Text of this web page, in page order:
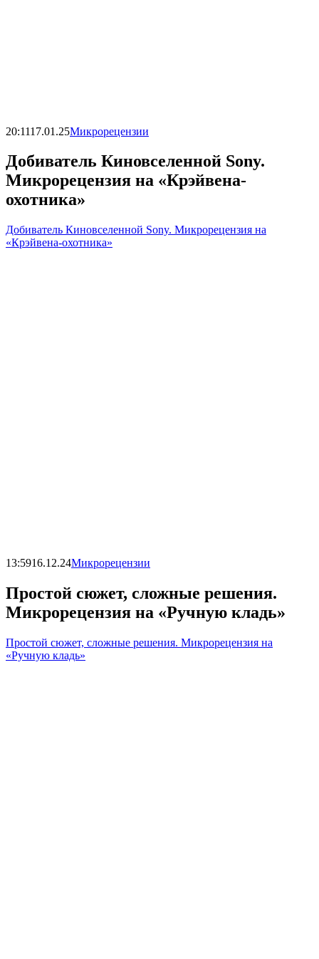
20:1117.01.25Микрорецензии
Добиватель Киновселенной Sony.
Микрорецензия на «Крэйвена-
охотника»
Добиватель Киновселенной Sony. Микрорецензия на
«Крэйвена-охотника»
13:5916.12.24Микрорецензии
Простой сюжет, сложные решения.
Микрорецензия на «Ручную кладь»
Простой сюжет, сложные решения. Микрорецензия на
«Ручную кладь»